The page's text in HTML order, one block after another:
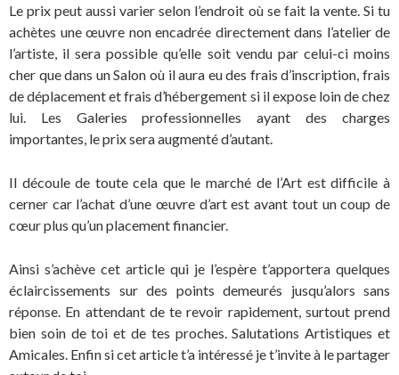
Le prix peut aussi varier selon l’endroit où se fait la vente. Si tu
achètes une œuvre non encadrée directement dans l’atelier de
l’artiste, il sera possible qu’elle soit vendu par celui-ci moins
cher que dans un Salon où il aura eu des frais d’inscription, frais
de déplacement et frais d’hébergement si il expose loin de chez
lui. Les Galeries professionnelles ayant des charges
importantes, le prix sera augmenté d’autant.
Il découle de toute cela que le marché de l’Art est difficile à
cerner car l’achat d’une œuvre d’art est avant tout un coup de
cœur plus qu’un placement financier.
Ainsi s’achève cet article qui je l’espère t’apportera quelques
éclaircissements sur des points demeurés jusqu’alors sans
réponse. En attendant de te revoir rapidement, surtout prend
bien soin de toi et de tes proches. Salutations Artistiques et
Amicales. Enfin si cet article t’a intéressé je t’invite à le partager